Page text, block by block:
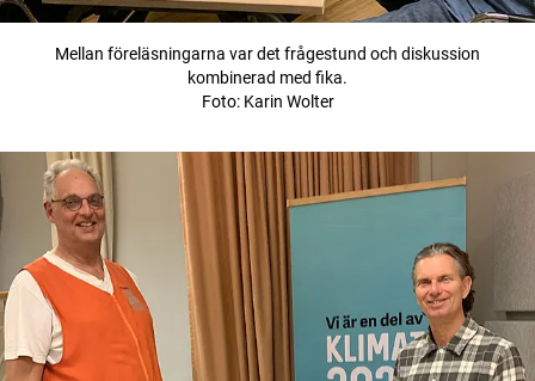
Mellan föreläsningarna var det frågestund och diskussion
kombinerad med fika.
Foto: Karin Wolter